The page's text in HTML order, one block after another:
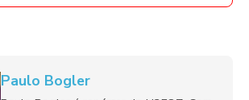
Paulo Bogler